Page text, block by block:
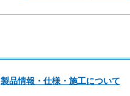
製品情報・仕様・施工について